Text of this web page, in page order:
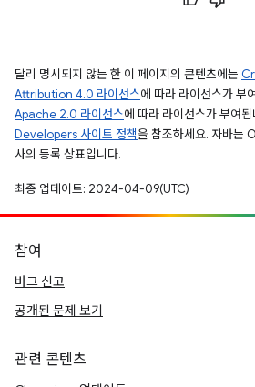
달리 명시되지 않는 한 이 페이지의 콘텐츠에는
Attribution 4.0 라이선스에 따라 라이선스가 부
Apache 2.0 라이선스에 따라 라이선스가 부여
Developers 사이트 정책을 참조하세요. 자바는
사의 등록 상표입니다.
최종 업데이트: 2024-04-09(UTC)
참여
버그 신고
공개된 문제 보기
관련 콘텐츠